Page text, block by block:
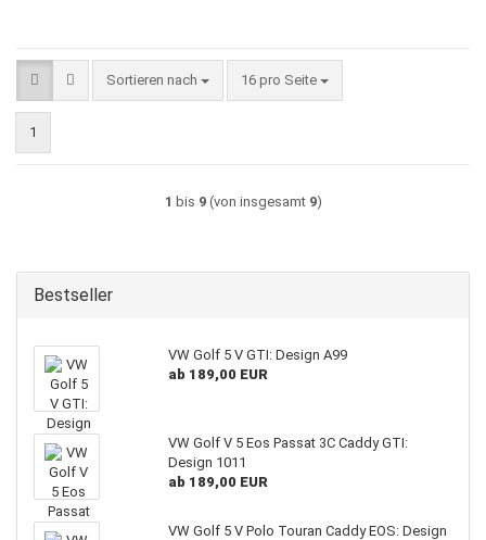
Sortieren nach
Sortieren nach 16 pro Seite
pro Seite
1
1 bis 9(von insgesamt 9)
Bestseller
VW Golf 5 V GTI: Design A99
ab 189,00 EUR
VW Golf V 5 Eos Passat 3C Caddy GTI:
Design 1011
ab 189,00 EUR
VW Golf 5 V Polo Touran Caddy EOS: Design